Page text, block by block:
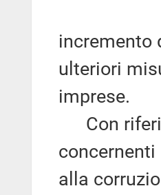
incremento
ulteriori
imprese.
Con
alla